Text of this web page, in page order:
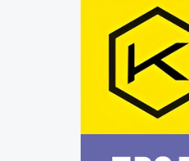
Перейти к основному